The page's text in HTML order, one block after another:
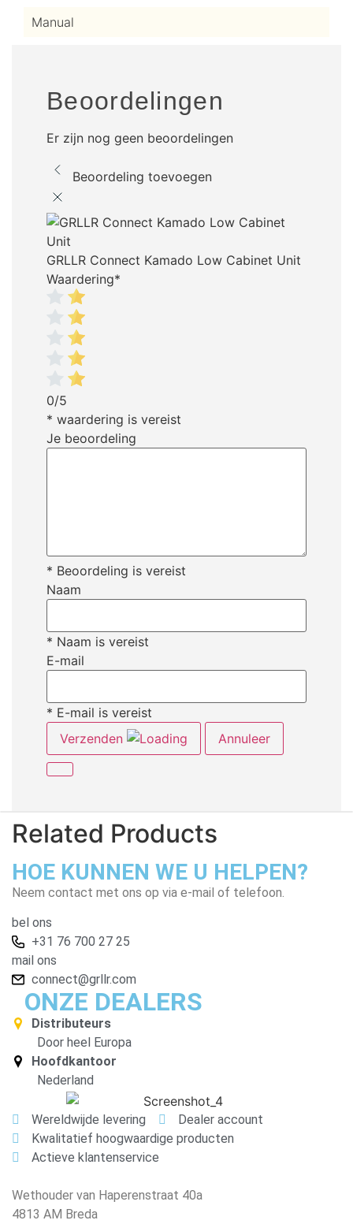
Manual
Beoordelingen
Er zijn nog geen beoordelingen
Beoordeling toevoegen
GRLLR Connect Kamado Low Cabinet Unit
Waardering*
0/5
* waardering is vereist
Je beoordeling
* Beoordeling is vereist
Naam
* Naam is vereist
E-mail
* E-mail is vereist
Verzenden
Annuleer
Related Products
HOE KUNNEN WE U HELPEN?
Neem contact met ons op via e-mail of telefoon.
bel ons
+31 76 700 27 25
mail ons
connect@grllr.com
ONZE DEALERS
Distributeurs
Door heel Europa
Hoofdkantoor
Nederland
Wereldwijde levering
Dealer account
Kwalitatief hoogwaardige producten
Actieve klantenservice
Wethouder van Haperenstraat 40a
4813 AM Breda